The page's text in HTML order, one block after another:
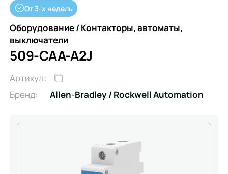
От 3-х недель
Оборудование / Контакторы, автоматы,
выключатели
509-CAA-A2J
Артикул:
Бренд:
Allen-Bradley / Rockwell Automation